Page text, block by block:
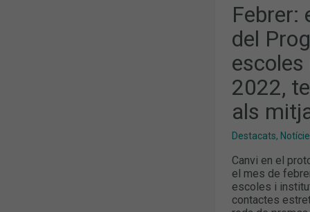
Febrer:
del
2022,
als
Destacats,
Canvi en el
el mes de
escoles i
contactes
MITJANS